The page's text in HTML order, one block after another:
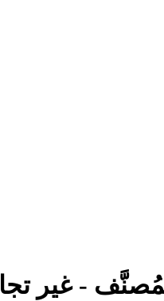
- غير تجاري -